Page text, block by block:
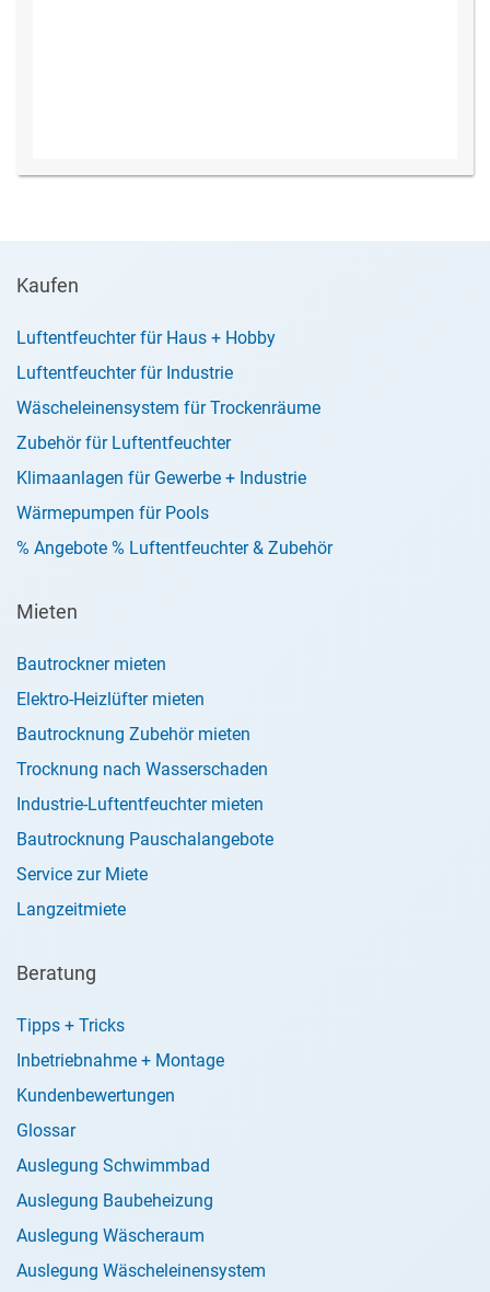
Kaufen
Luftentfeuchter für Haus + Hobby
Luftentfeuchter für Industrie
Wäscheleinensystem für Trockenräume
Zubehör für Luftentfeuchter
Klimaanlagen für Gewerbe + Industrie
Wärmepumpen für Pools
% Angebote % Luftentfeuchter & Zubehör
Mieten
Bautrockner mieten
Elektro-Heizlüfter mieten
Bautrocknung Zubehör mieten
Trocknung nach Wasserschaden
Industrie-Luftentfeuchter mieten
Bautrocknung Pauschalangebote
Service zur Miete
Langzeitmiete
Beratung
Tipps + Tricks
Inbetriebnahme + Montage
Kundenbewertungen
Glossar
Auslegung Schwimmbad
Auslegung Baubeheizung
Auslegung Wäscheraum
Auslegung Wäscheleinensystem